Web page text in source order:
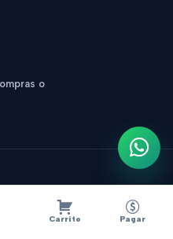
Carrito Pagar
o